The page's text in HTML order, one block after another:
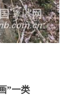
”一类